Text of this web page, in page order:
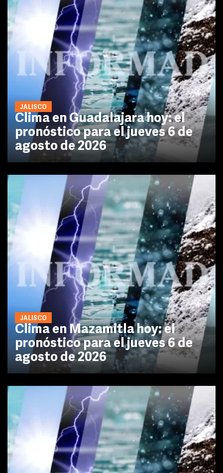
JALISCO
Clima en Guadalajara hoy: el
pronóstico para el jueves 6 de
agosto de 2026
JALISCO
Clima en Mazamitla hoy: el
pronóstico para el jueves 6 de
agosto de 2026